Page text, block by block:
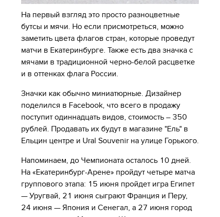
На первый взгляд это просто разноцветные
бутсы и мячи. Но если присмотреться, можно
заметить цвета флагов стран, которые проведут
матчи в Екатеринбурге. Также есть два значка с
мячами в традиционной черно-белой расцветке
и в оттенках флага России.
Значки как обычно миниатюрные. Дизайнер
поделился в Facebook, что всего в продажу
поступит одиннадцать видов, стоимость – 350
рублей. Продавать их будут в магазине "Ель" в
Ельцин центре и Ural Souvenir на улице Горького.
Напоминаем, до Чемпионата осталось 10 дней.
На «Екатеринбург-Арене» пройдут четыре матча
группового этапа: 15 июня пройдет игра Египет
— Уругвай, 21 июня сыграют Франция и Перу,
24 июня — Япония и Сенегал, а 27 июня город